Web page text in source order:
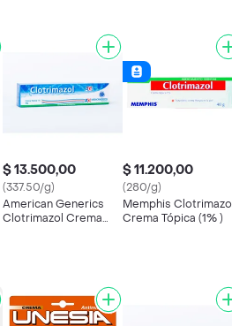
$ 13.500,00
(337.50/g)
American Generics
Clotrimazol Crema
$ 11.200,00
(280/g)
Memphis Clotrimazol
Crema Tópica (1% )